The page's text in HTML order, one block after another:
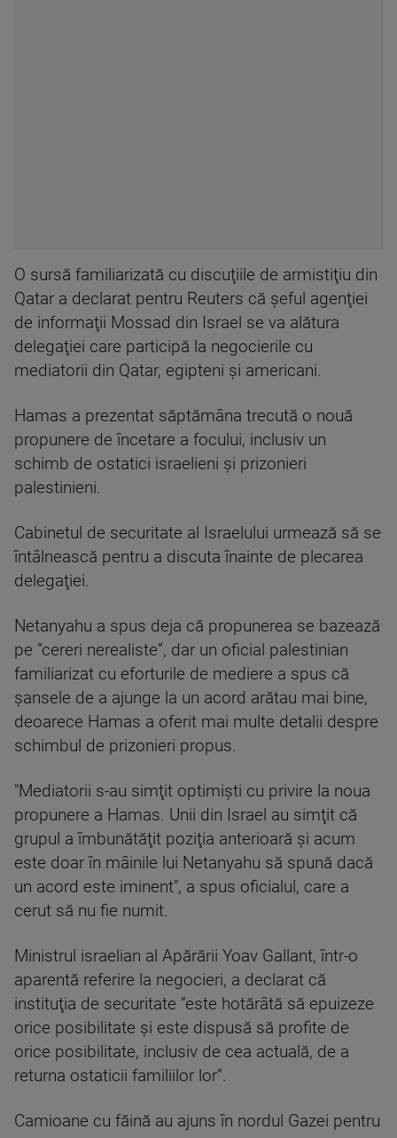
O sursă familiarizată cu discuţiile de armistiţiu din
Qatar a declarat pentru Reuters că şeful agenţiei
de informaţii Mossad din Israel se va alătura
delegaţiei care participă la negocierile cu
mediatorii din Qatar, egipteni şi americani.
Hamas a prezentat săptămâna trecută o nouă
propunere de încetare a focului, inclusiv un
schimb de ostatici israelieni şi prizonieri
palestinieni.
Cabinetul de securitate al Israelului urmează să se
întâlnească pentru a discuta înainte de plecarea
delegaţiei.
Netanyahu a spus deja că propunerea se bazează
pe ”cereri nerealiste”, dar un oficial palestinian
familiarizat cu eforturile de mediere a spus că
şansele de a ajunge la un acord arătau mai bine,
deoarece Hamas a oferit mai multe detalii despre
schimbul de prizonieri propus.
"Mediatorii s-au simţit optimişti cu privire la noua
propunere a Hamas. Unii din Israel au simţit că
grupul a îmbunătăţit poziţia anterioară şi acum
este doar în mâinile lui Netanyahu să spună dacă
un acord este iminent", a spus oficialul, care a
cerut să nu fie numit.
Ministrul israelian al Apărării Yoav Gallant, într-o
aparentă referire la negocieri, a declarat că
instituţia de securitate ”este hotărâtă să epuizeze
orice posibilitate şi este dispusă să profite de
orice posibilitate, inclusiv de cea actuală, de a
returna ostaticii familiilor lor”.
Camioane cu făină au ajuns în nordul Gazei pentru